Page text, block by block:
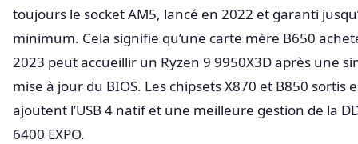
toujours le socket AM5, lancé en 2022 et garanti
minimum. Cela signifie qu’une carte mère B650
2023 peut accueillir un Ryzen 9 9950X3D après une
mise à jour du BIOS. Les chipsets X870 et B850 sortis
ajoutent l’USB 4 natif et une meilleure gestion de la
6400 EXPO.